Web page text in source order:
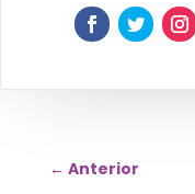
← Anterior